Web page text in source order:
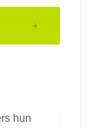
hun